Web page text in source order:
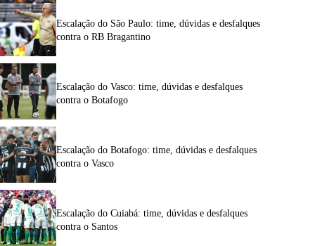
Escalação do São Paulo: time, dúvidas e desfalques
contra o RB Bragantino
Escalação do Vasco: time, dúvidas e desfalques
contra o Botafogo
Escalação do Botafogo: time, dúvidas e desfalques
contra o Vasco
Escalação do Cuiabá: time, dúvidas e desfalques
contra o Santos